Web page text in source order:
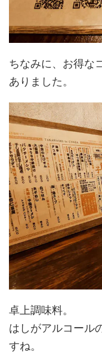
ちなみに、お得な
ありました。
卓上調味料。
はしがアルコール
すね。